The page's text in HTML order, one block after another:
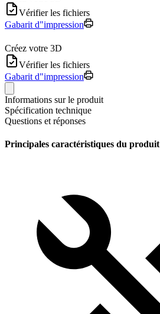
Vérifier les fichiers
Gabarit d"impression
Créez votre 3D
Vérifier les fichiers
Gabarit d"impression
Informations sur le produit
Spécification technique
Questions et réponses
Principales caractéristiques du produit